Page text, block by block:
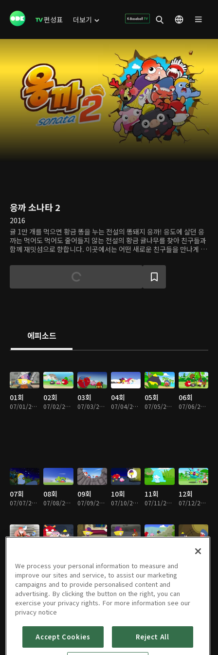
편성표 더보기
응까 소나타 2
2016
귤 1만 개를 먹으면 황금 똥을 누는 전설의 똥돼지 응까! 응도에 살던 응
까는 먹어도 먹어도 줄어들지 않는 전설의 황금 귤나무를 찾아 친구들과
함께 재밋섬으로 향합니다. 이곳에서는 어떤 새로운 친구들을 만나게 될
게티와 크랩 선장도 재밋섬으로 향했는데요. 응까와 친구들은 마녀 스파
게티의 무시무시한 마법과 크랩 선장이 이끄는 해적들을 물리치고 즐거
운 모험을 계속할 수 있을까요?
에피소드
01회
07/01/2019 • 12분
02회
07/02/2019 • 11분
03회
07/03/2019 • 10분
04회
07/04/2019 • 11분
05회
07/05/2019 • 11분
06회
07/06/2019 • 11분
07회
07/07/2019 • 12분
08회
07/08/2019 • 12분
09회
07/09/2019 • 12분
10회
07/10/2019 • 11분
11회
07/11/2019 • 12분
12회
07/12/2019 • 12분
19회
07/19/2019 • 12분
20회 21회 22회 23회 24회
We process your personal information to measure and
improve our sites and service, to assist our marketing
campaigns and to provide personalised content and
advertising. By clicking the button on the right, you can
exercise your privacy rights. For more information see our
privacy notice
Accept Cookies Reject All